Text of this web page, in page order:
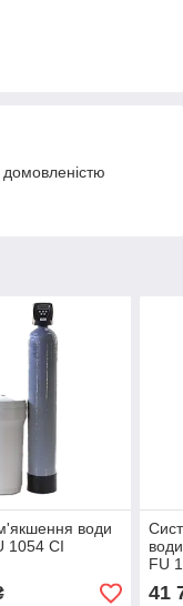
води
1054 CI
FU
41